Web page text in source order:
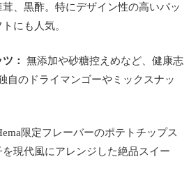
、黒酢。特にデザイン性の高いパッ
にも人気。
：
無添加や砂糖控えめなど、健康志
自のドライマンゴーやミックスナッ
限定フレーバーのポテトチップス
現代風にアレンジした絶品スイー